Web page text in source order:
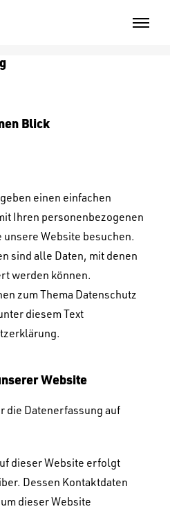
Blick
einen einfachen
Ihren personenbezogenen
Website besuchen.
sind alle Daten, mit denen
werden können.
zum Thema Datenschutz
diesem Text
Website
die Datenerfassung auf
dieser Website erfolgt
Dessen Kontaktdaten
dieser Website